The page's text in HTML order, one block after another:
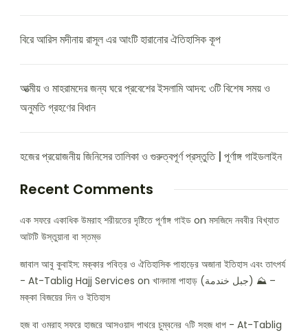
বিরে আরিস মদীনায় রাসূল এর আংটি হারানোর ঐতিহাসিক কূপ
আত্মীয় ও মাহরামদের জন্য ঘরে প্রবেশের ইসলামি আদব: ৩টি বিশেষ সময় ও
অনুমতি গ্রহণের বিধান
হজের প্রয়োজনীয় জিনিসের তালিকা ও গুরুত্বপূর্ণ প্রস্তুতি | পূর্ণাঙ্গ গাইডলাইন
Recent Comments
এক সফরে একাধিক উমরাহ শরীয়তের দৃষ্টিতে পূর্ণাঙ্গ গাইড on মসজিদে নববীর বিখ্যাত
আটটি উস্তুয়ানা বা স্তম্ভ
জাবাল আবু কুবাইস: মক্কার পবিত্র ও ঐতিহাসিক পাহাড়ের অজানা ইতিহাস এবং তাৎপর্য
- At-Tablig Hajj Services on খানদামা পাহাড় (جبل خندمة) ⛰️ –
মক্কা বিজয়ের দিন ও ইতিহাস
হজ বা ওমরাহ সফরে হাজরে আসওয়াদ পাথরে চুম্বনের ৭টি সহজ ধাপ - At-Tablig